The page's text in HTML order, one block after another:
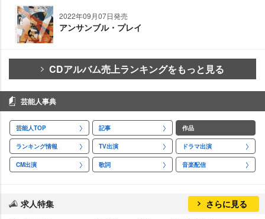
2022年09月07日発売
アンサンブル・プレイ
CDアルバム売上ランキングをもっと見る
芸能人事典
芸能人TOP 記事 作品
ランキング情報 TV出演 ドラマ出演
CM出演 歌詞 音楽配信
求人特集 さらに見る